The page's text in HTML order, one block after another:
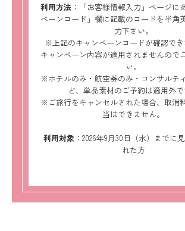
利用方法 ：「お客様情報入力」ページに
ペーンコード」欄に記載のコードを半角
力下さい。
※上記のキャンペーンコードが確認でき
キャンペーン内容が適用されませんので
い。
※ホテルのみ・航空券のみ・コンサルテ
ど、単品素材のご予約は適用外で
※ご旅行をキャンセルされた場合、取消
当はできません。
利用対象 ：2026年9月30日（水）までに
れた方